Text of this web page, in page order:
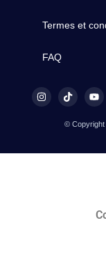
Termes et
FAQ
© Copyright